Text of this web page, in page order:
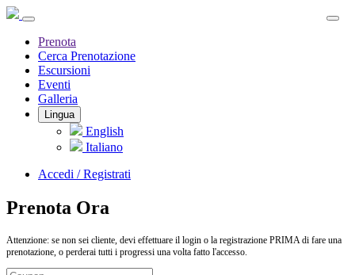
Prenota
Cerca Prenotazione
Escursioni
Eventi
Galleria
Lingua
English
Italiano
Accedi / Registrati
Prenota Ora
Attenzione: se non sei cliente, devi effettuare il login o la registrazione PRIMA di fare una
prenotazione, o perderai tutti i progressi una volta fatto l'accesso.